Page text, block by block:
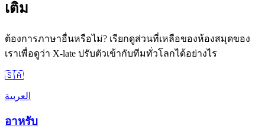
เติม
ต้องการภาษาอื่นหรือไม่? เรียกดูส่วนที่เหลือของห้องสมุดของ
เราเพื่อดูว่า X-late ปรับตัวเข้ากับทีมทั่วโลกได้อย่างไร
🇸🇦
العربية
อาหรับ